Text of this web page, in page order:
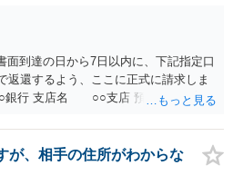
面到達の日から7日以内に、下記指定口
返還するよう、ここに正式に請求しま
行 支店名 ○○支店 預金種別 普通
意に返金する意思がないものと判断
及びこれに対する遅延損害金の支払い
他必要な法的手続を直ちに講じま
が、相手の住所がわからな